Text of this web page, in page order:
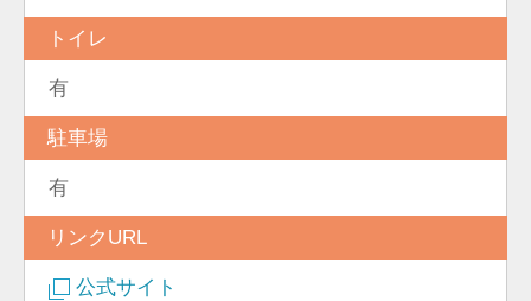
トイレ
有
駐車場
有
リンクURL
公式サイト